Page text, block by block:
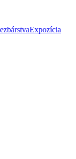
Expozícia